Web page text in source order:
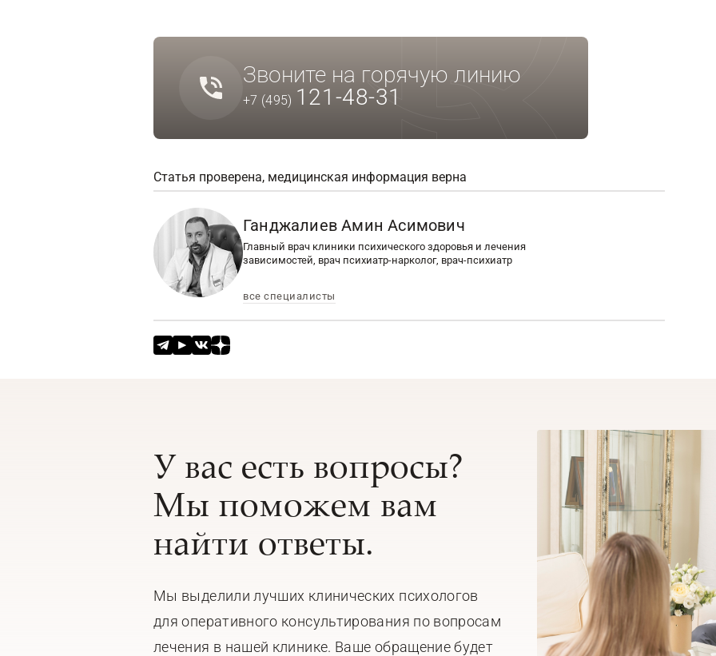
Звоните на горячую линию
+7 (495) 121-48-31
Статья проверена, медицинская информация верна
Ганджалиев Амин Асимович
Главный врач клиники психического здоровья и лечения
зависимостей, врач психиатр-нарколог, врач-психиатр
все специалисты
У вас есть вопросы?
Мы поможем вам
найти ответы.
Мы выделили лучших клинических психологов
для оперативного консультирования по вопросам
лечения в нашей клинике. Ваше обращение будет